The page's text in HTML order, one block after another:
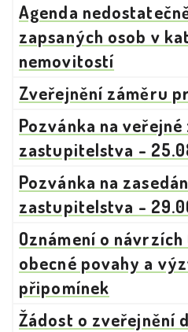
Agenda
zapsaných osob v
nemovitostí
Zveřejnění záměru
Pozvánka na veřejné
zastupitelstva -
Pozvánka na
zastupitelstva -
Oznámení o
obecné povahy a
připomínek
Žádost o zveřejnění